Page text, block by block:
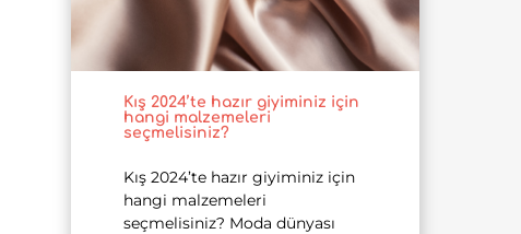
Kış 2024’te hazır giyiminiz için
hangi malzemeleri
seçmelisiniz?
Kış 2024’te hazır giyiminiz için
hangi malzemeleri
seçmelisiniz? Moda dünyası